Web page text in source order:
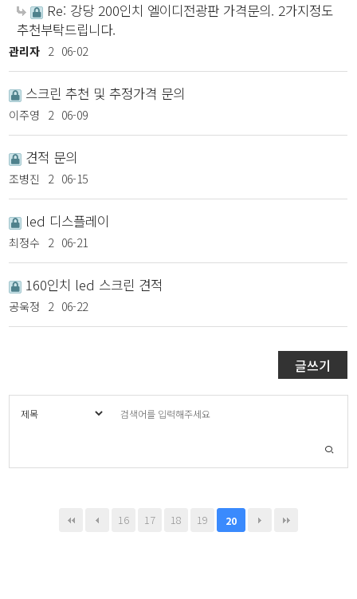
Re: 강당 200인치 엘이디전광판 가격문의. 2가지정도
추천부탁드립니다.
관리자 2 06-02
스크린 추천 및 추정가격 문의
이주영 2 06-09
견적 문의
조병진 2 06-15
led 디스플레이
최정수 2 06-21
160인치 led 스크린 견적
공욱정 2 06-22
글쓰기
16 17 18 19 20